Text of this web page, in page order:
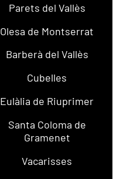
Parets del Vallès
Olesa de Montserrat
Barberà del Vallès
Cubelles
Eulàlia de Riuprimer
Santa Coloma de
Gramenet
Vacarisses